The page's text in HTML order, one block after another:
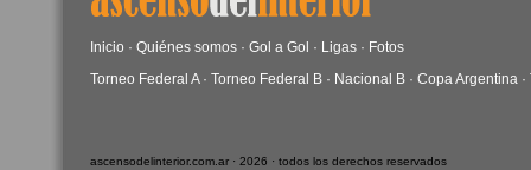
Inicio · Quiénes somos · Gol a Gol · Ligas · Fotos
Torneo Federal A· Torneo Federal B · Nacional B · Copa Argentina ·
ascensodelinterior.com.ar · 2026 · todos los derechos reservados